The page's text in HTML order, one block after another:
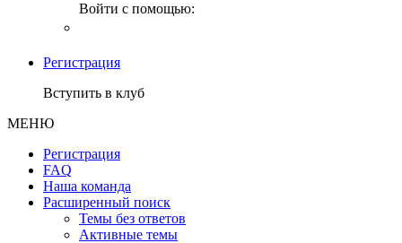
Войти с помощью:
Регистрация
Вступить в клуб
МЕНЮ
Регистрация
FAQ
Наша команда
Расширенный поиск
Темы без ответов
Активные темы